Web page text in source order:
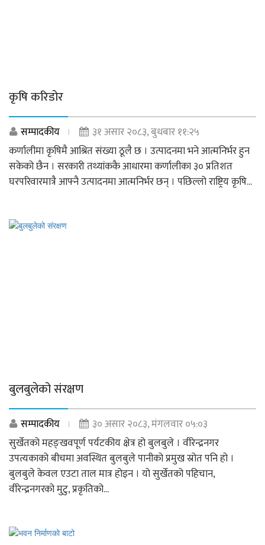
कृषि करिडोर
सम्पादकीय
३१ असार २०८३, बुधबार ११:२५
कर्णालीमा कृषिमै आश्रित संख्या ठूलै छ । उत्पादनमा भने आत्मनिर्भर हुन
सकेको छैन । सरकारी तथ्यांककै आधारमा कर्णालीका ३० प्रतिशत
घरपरिवारमात्रै आफ्नै उत्पादनमा आत्मनिर्भर छन् । पछिल्लो राष्ट्रिय कृषि...
बुलबुलेको संरक्षण
सम्पादकीय
३० असार २०८३, मंगलवार ०५:०३
सुर्खेतको महङ्खवपूर्ण पर्यटकीय क्षेत्र हो बुलबुले । वीरेन्द्रनगर
उपत्यकाको बीचमा अवस्थित बुलबुले पानीको प्रमुख स्रोत पनि हो ।
बुलबुले केवल एउटा ताल मात्र होइन । यो सुर्खेतको पहिचान,
वीरेन्द्रनगरको मुटु, प्रकृतिको...